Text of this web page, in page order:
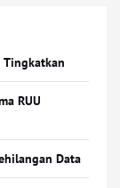
Tingkatkan
RUU
Data